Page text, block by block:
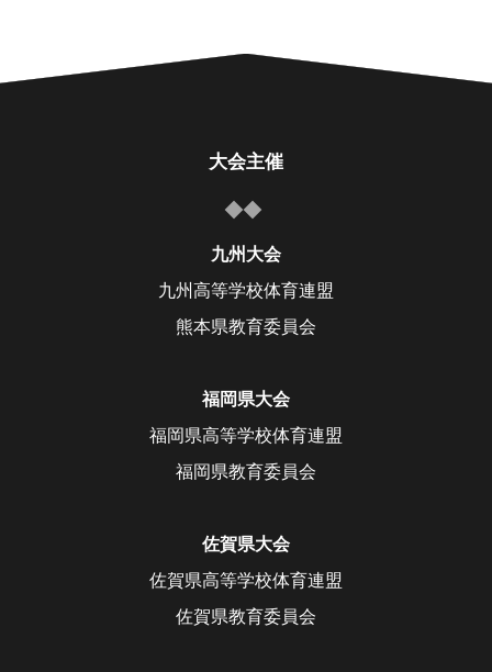
大会主催
九州大会
九州高等学校体育連盟
熊本県教育委員会
福岡県大会
福岡県高等学校体育連盟
福岡県教育委員会
佐賀県大会
佐賀県高等学校体育連盟
佐賀県教育委員会